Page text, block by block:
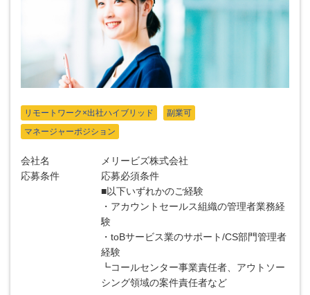
リモートワーク×出社ハイブリッド
副業可
マネージャーポジション
会社名
メリービズ株式会社
応募条件
応募必須条件
■以下いずれかのご経験
・アカウントセールス組織の管理者業務経
験
・toBサービス業のサポート/CS部門管理者
経験
┗コールセンター事業責任者、アウトソー
シング領域の案件責任者など